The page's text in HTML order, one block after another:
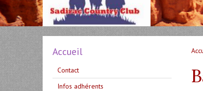
Accueil
Contact
Infos adhérents